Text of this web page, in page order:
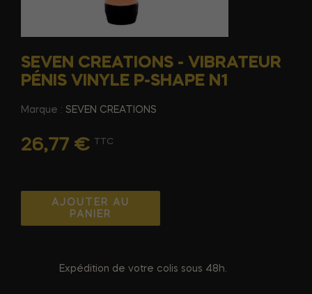
SEVEN CREATIONS - VIBRATEUR
PÉNIS VINYLE P-SHAPE N1
Marque : SEVEN CREATIONS
26,77 € TTC
AJOUTER AU
PANIER
Expédition de votre colis sous 48h.